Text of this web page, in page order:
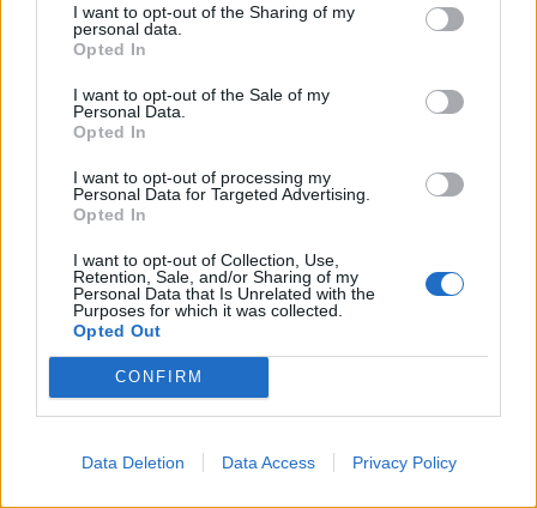
I want to opt-out of the Sharing of my
personal data.
Opted In
I want to opt-out of the Sale of my
Personal Data.
Opted In
I want to opt-out of processing my
Personal Data for Targeted Advertising.
Opted In
I want to opt-out of Collection, Use,
Retention, Sale, and/or Sharing of my
Personal Data that Is Unrelated with the
Purposes for which it was collected.
Opted Out
CONFIRM
Data Deletion Data Access Privacy Policy
ΑΙσύγκριτες δυνατότητες και νυχτερινές
Βέβαια, ένα smartphone είναι πάνω απ’ όλα